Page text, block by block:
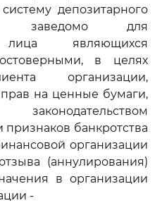
депозитарного
заведомо для
лица являющихся
в целях
организации,
на ценные бумаги,
банкротства
организации
(аннулирования)
в организации
-